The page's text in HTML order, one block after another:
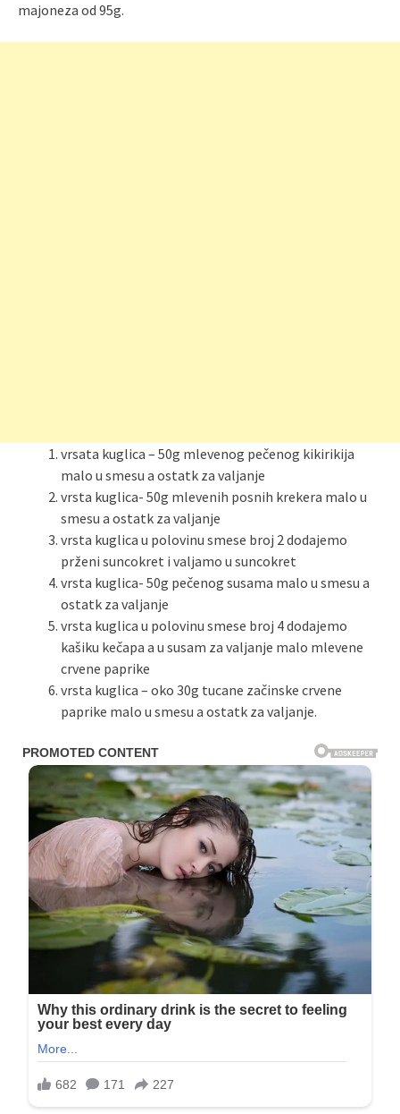
majoneza od 95g.
vrsata kuglica – 50g mlevenog pečenog kikirikija
malo u smesu a ostatk za valjanje
vrsta kuglica- 50g mlevenih posnih krekera malo u
smesu a ostatk za valjanje
vrsta kuglica u polovinu smese broj 2 dodajemo
prženi suncokret i valjamo u suncokret
vrsta kuglica- 50g pečenog susama malo u smesu a
ostatk za valjanje
vrsta kuglica u polovinu smese broj 4 dodajemo
kašiku kečapa a u susam za valjanje malo mlevene
crvene paprike
vrsta kuglica – oko 30g tucane začinske crvene
paprike malo u smesu a ostatk za valjanje.